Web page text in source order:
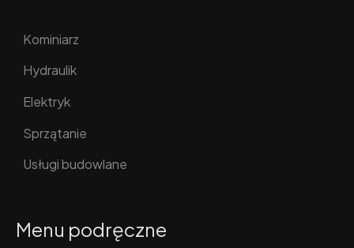
Kominiarz
Hydraulik
Elektryk
Sprzątanie
Usługi budowlane
Menu podręczne